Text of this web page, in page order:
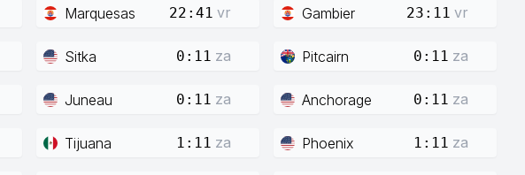
Marquesas 22:41 vr Gambier 23:11 vr
Sitka 0:11 za Pitcairn 0:11 za
Juneau 0:11 za Anchorage 0:11 za
Tijuana 1:11 za Phoenix 1:11 za